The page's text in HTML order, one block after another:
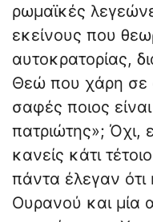
ρωμαϊκές
εκείνους που
αυτοκρατορίας,
Θεώ που χάρη σε
σαφές ποιος
πατριώτης»; Όχι,
κανείς κάτι
πάντα έλεγαν ότι
Ουρανού και μία